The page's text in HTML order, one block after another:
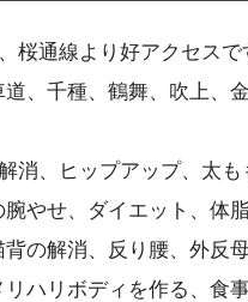
桜通線より好アクセスで
、千種、鶴舞、吹上、
消、ヒップアップ、太も
やせ、ダイエット、体
の解消、反り腰、外反
ハリボディを作る、食